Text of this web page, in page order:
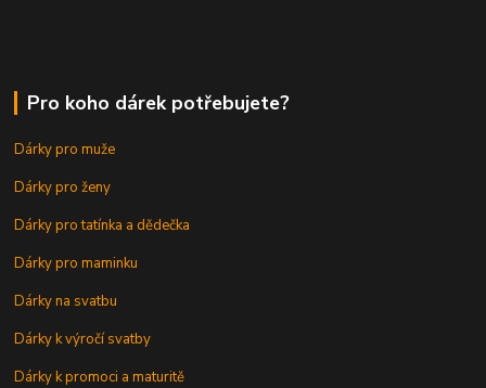
Pro koho dárek potřebujete?
Dárky pro muže
Dárky pro ženy
Dárky pro tatínka a dědečka
Dárky pro maminku
Dárky na svatbu
Dárky k výročí svatby
Dárky k promoci a maturitě